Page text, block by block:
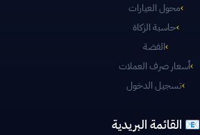
›محول العيارات
›حاسبة الزكاة
›الفضة
›أسعار صرف العملات
›تسجيل الدخول
📧 القائمة البريدية